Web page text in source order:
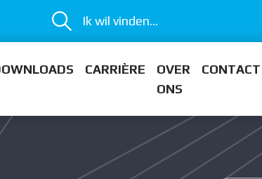
Ik wil vinden...
CARRIÈRE
OVER
ONS
CONTACT